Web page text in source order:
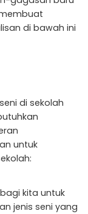
di bawah ini
di sekolah
untuk
kita untuk
jenis seni yang